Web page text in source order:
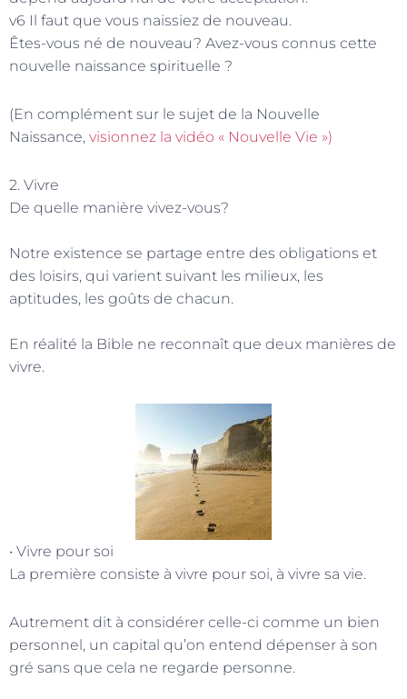
v6 Il faut que vous naissiez de nouveau.
Êtes-vous né de nouveau? Avez-vous connus cette
nouvelle naissance spirituelle ?
(En complément sur le sujet de la Nouvelle
Naissance, visionnez la vidéo « Nouvelle Vie »)
2. Vivre
De quelle manière vivez-vous?
Notre existence se partage entre des obligations et
des loisirs, qui varient suivant les milieux, les
aptitudes, les goûts de chacun.
En réalité la Bible ne reconnaît que deux manières de
vivre.
• Vivre pour soi
La première consiste à vivre pour soi, à vivre sa vie.
Autrement dit à considérer celle-ci comme un bien
personnel, un capital qu’on entend dépenser à son
gré sans que cela ne regarde personne.